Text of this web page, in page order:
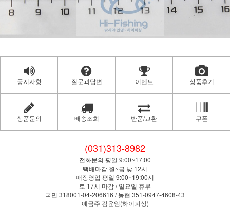
공지사항 질문과답변 이벤트 상품후기
상품문의 배송조회 반품/교환 쿠폰
(031)313-8982
전화문의 평일 9:00~17:00
택배마감 월~금 낮 12시
매장영업 평일 9:00~19:00시
토 17시 마감 / 일요일 휴무
국민 318001-04-206616 / 농협 351-0947-4608-43
예금주 김윤임(하이피싱)